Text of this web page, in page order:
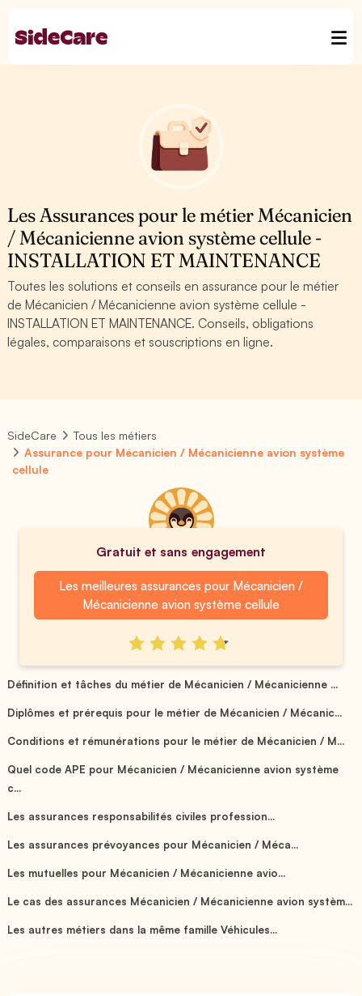
Les Assurances pour le métier Mécanicien
/ Mécanicienne avion système cellule -
INSTALLATION ET MAINTENANCE
Toutes les solutions et conseils en assurance pour le métier
de Mécanicien / Mécanicienne avion système cellule -
INSTALLATION ET MAINTENANCE. Conseils, obligations
légales, comparaisons et souscriptions en ligne.
SideCare
Tous les métiers
Assurance pour Mécanicien / Mécanicienne avion système
cellule
Gratuit et sans engagement
Les meilleures assurances pour Mécanicien /
Mécanicienne avion système cellule
Définition et tâches du métier de Mécanicien / Mécanicienne ...
Diplômes et prérequis pour le métier de Mécanicien / Mécanic...
Conditions et rémunérations pour le métier de Mécanicien / M...
Quel code APE pour Mécanicien / Mécanicienne avion système
c...
Les assurances responsabilités civiles profession...
Les assurances prévoyances pour Mécanicien / Méca...
Les mutuelles pour Mécanicien / Mécanicienne avio...
Le cas des assurances Mécanicien / Mécanicienne avion systèm...
Les autres métiers dans la même famille Véhicules...